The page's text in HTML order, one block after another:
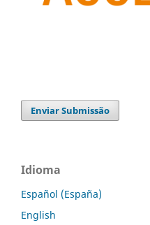
Enviar Submissão
Idioma
Español (España)
English